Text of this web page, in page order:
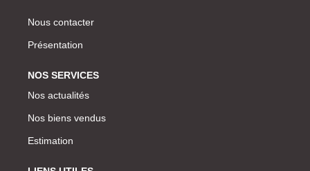
Nous contacter
Présentation
NOS SERVICES
Nos actualités
Nos biens vendus
Estimation